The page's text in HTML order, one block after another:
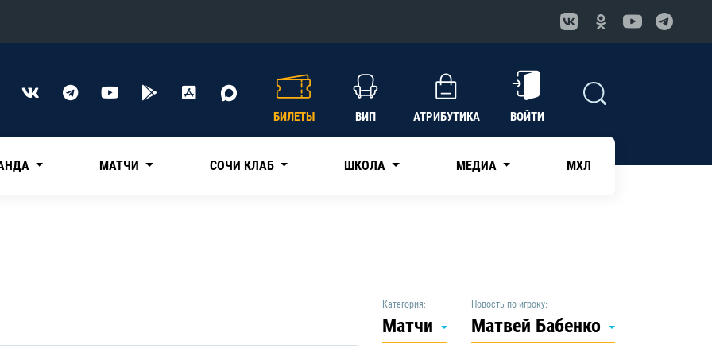
Конференция «Восток»
КХЛ
БИЛЕТЫ ВИП АТРИБУТИКА ВОЙТИ
МАТЧИ СОЧИ КЛАБ ШКОЛА МЕДИА МХЛ
Категория:
Матчи
Новость по игроку:
Матвей Бабенко